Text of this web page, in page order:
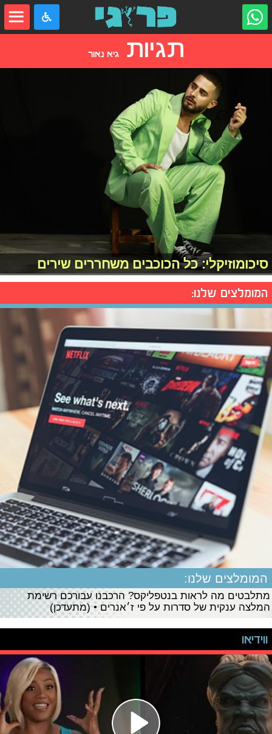
תגיותגיא נאור
סיכומוזיקלי: כל הכוכבים משחררים שירים
המומלצים שלנו:
המומלצים שלנו:
מתלבטים מה לראות בנטפליקס? הרכבנו עבורכם רשימת
המלצה ענקית של סדרות על פי ז׳אנרים • (מתעדכן)
ווידיאו